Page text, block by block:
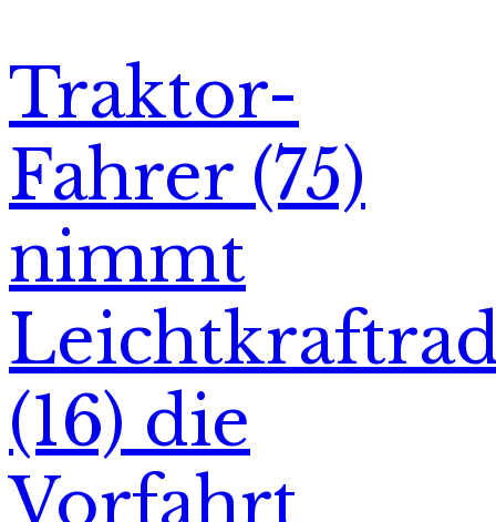
Traktor-
Fahrer (75)
nimmt
(16) die
Vorfahrt